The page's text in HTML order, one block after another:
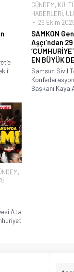
GÜNDEM,
HABERLERİ,
26 Ekim
SAMKON
Aşçı’ndan
EN BÜYÜK
Samsun Sivil
Başkanı Kaya
,
Ata